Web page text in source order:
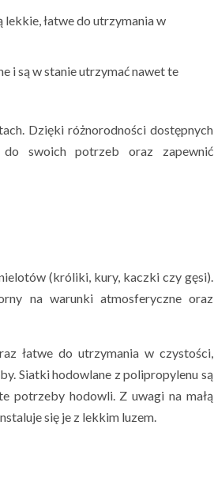
łatwe do utrzymania w
i są w stanie utrzymać nawet te
Dzięki różnorodności dostępnych
swoich potrzeb oraz zapewnić
(króliki, kury, kaczki czy gęsi).
na warunki atmosferyczne oraz
łatwe do utrzymania w czystości,
Siatki hodowlane z polipropylenu są
potrzeby hodowli. Z uwagi na małą
się je z lekkim luzem.